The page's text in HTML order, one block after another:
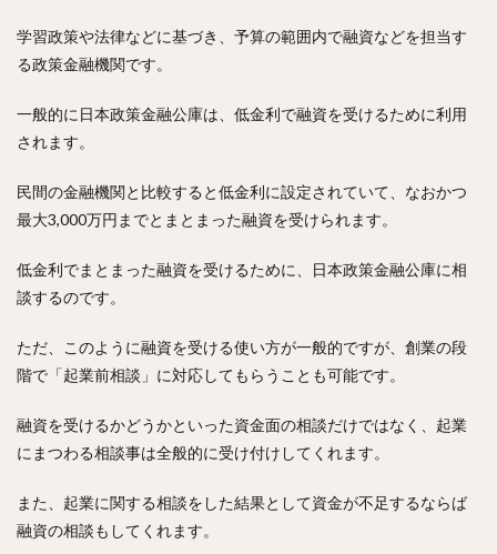
学習政策や法律などに基づき、予算の範囲内で融資などを担当す
る政策金融機関です。
一般的に日本政策金融公庫は、低金利で融資を受けるために利用
されます。
民間の金融機関と比較すると低金利に設定されていて、なおかつ
最大3,000万円までとまとまった融資を受けられます。
低金利でまとまった融資を受けるために、日本政策金融公庫に相
談するのです。
ただ、このように融資を受ける使い方が一般的ですが、創業の段
階で「起業前相談」に対応してもらうことも可能です。
融資を受けるかどうかといった資金面の相談だけではなく、起業
にまつわる相談事は全般的に受け付けしてくれます。
また、起業に関する相談をした結果として資金が不足するならば
融資の相談もしてくれます。